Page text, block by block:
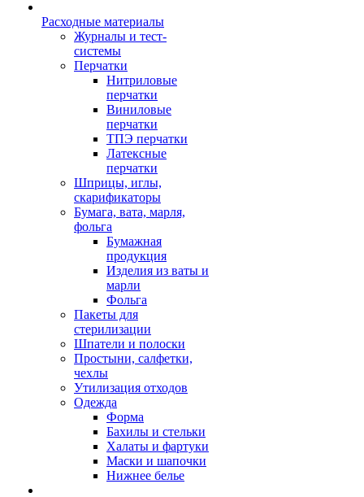
Расходные материалы
Журналы и тест-
системы
Перчатки
Нитриловые
перчатки
Виниловые
перчатки
ТПЭ перчатки
Латексные
перчатки
Шприцы, иглы,
скарификаторы
Бумага, вата, марля,
фольга
Бумажная
продукция
Изделия из ваты и
марли
Фольга
Пакеты для
стерилизации
Шпатели и полоски
Простыни, салфетки,
чехлы
Утилизация отходов
Одежда
Форма
Бахилы и стельки
Халаты и фартуки
Маски и шапочки
Нижнее белье